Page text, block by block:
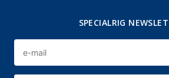
SPECIALRIG